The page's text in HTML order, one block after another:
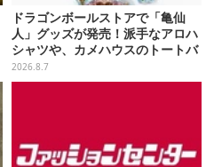
ドラゴンボールストアで「亀仙
人」グッズが発売！派手なアロハ
シャツや、カメハウスのトートバ
ッグなど夏らしいアイテムがズラ
リ
2026.8.7